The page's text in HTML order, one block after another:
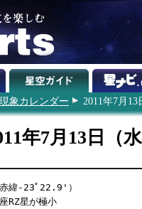
象カレンダー 2011年7月13
年7月13日（
緯-23ﾟ22.9'）
RZ星が極小